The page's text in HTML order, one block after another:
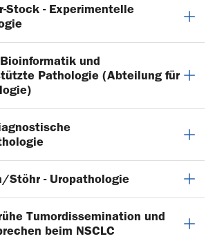
Stock - Experimentelle
und
Pathologie (Abteilung für
Stöhr - Uropathologie
Tumordissemination und
beim NSCLC